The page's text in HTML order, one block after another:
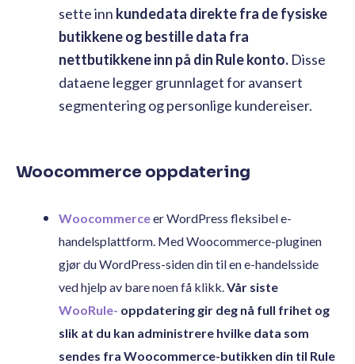
sette inn kundedata direkte fra de fysiske
butikkene og bestille data fra
nettbutikkene inn på din Rule konto. Disse
dataene legger grunnlaget for avansert
segmentering og personlige kundereiser.
Woocommerce oppdatering
Woocommerceer WordPress fleksibel e-
handelsplattform. Med Woocommerce-pluginen
gjør du WordPress-siden din til en e-handelsside
ved hjelp av bare noen få klikk. Vår siste
WooRule- oppdatering gir deg nå full frihet og
slik at du kan administrere hvilke data som
sendes fra Woocommerce-butikken din til Rule